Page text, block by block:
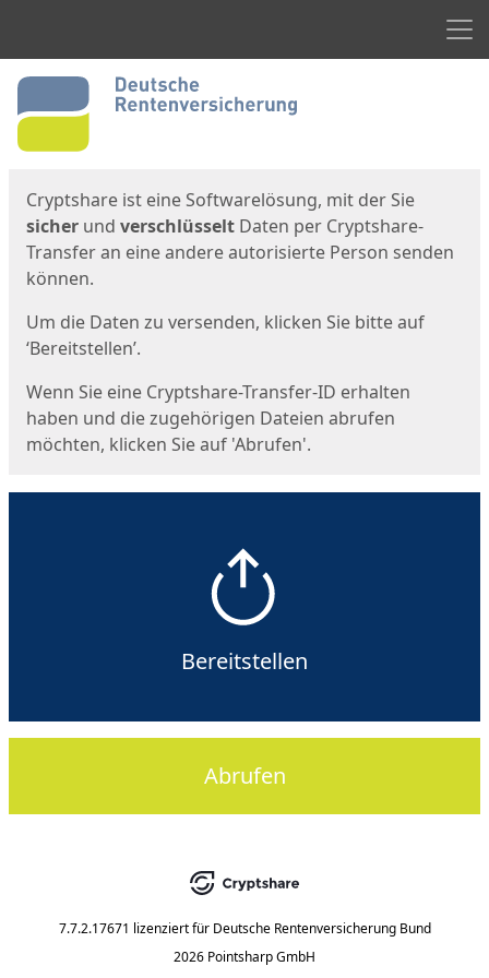
Start
Cryptshare ist eine Softwarelösung, mit der Sie
sicher und verschlüsselt Daten per Cryptshare-
Transfer an eine andere autorisierte Person senden
können.
Um die Daten zu versenden, klicken Sie bitte auf
‘Bereitstellen’.
Wenn Sie eine Cryptshare-Transfer-ID erhalten
haben und die zugehörigen Dateien abrufen
möchten, klicken Sie auf 'Abrufen'.
Bereitstellen
Abrufen
7.7.2.17671 lizenziert für Deutsche Rentenversicherung Bund
2026 Pointsharp GmbH